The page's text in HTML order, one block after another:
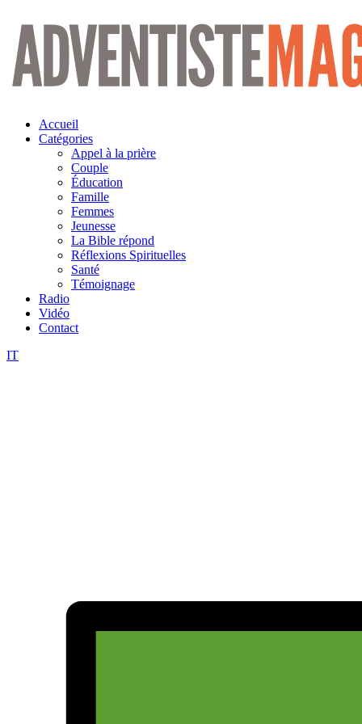
Aller
contenu
Accueil
Catégories
Appel à la prière
Couple
Éducation
Famille
Femmes
Jeunesse
La Bible répond
Réflexions Spirituelles
Santé
Témoignage
Radio
Vidéo
Contact
IT